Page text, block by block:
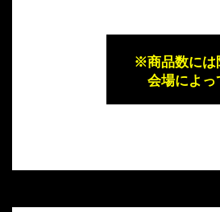
※商品数には限
会場によって